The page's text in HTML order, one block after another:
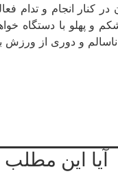
کنار انجام و تدام
و پهلو با
ناسالم و دوری از
آیا این مطلب